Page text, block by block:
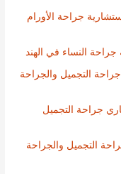
جراحة الأورام
النساء في الهند
التجميل والجراحة
جراحة التجميل
التجميل والجراحة